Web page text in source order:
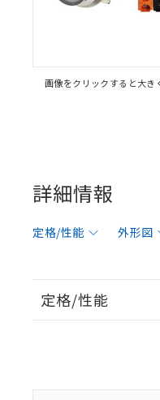
画像をクリックすると大き
詳細情報
定格/性能 外形図
定格/性能